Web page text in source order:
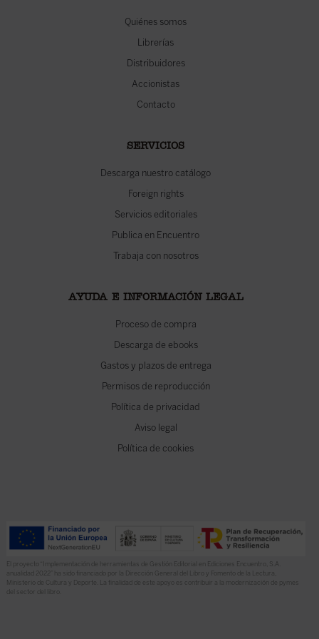
Quiénes somos
Librerías
Distribuidores
Accionistas
Contacto
SERVICIOS
Descarga nuestro catálogo
Foreign rights
Servicios editoriales
Publica en Encuentro
Trabaja con nosotros
AYUDA E INFORMACIÓN LEGAL
Proceso de compra
Descarga de ebooks
Gastos y plazos de entrega
Permisos de reproducción
Política de privacidad
Aviso legal
Política de cookies
El proyecto “Implementación de herramientas de Gestión Editorial en Ediciones Encuentro, S.A.
anualidad 2022” ha sido financiado por la Dirección General del Libro y Fomento de la Lectura,
Ministerio de Cultura y Deporte. La finalidad de este apoyo es contribuir a la modernización de pymes
del sector del libro.